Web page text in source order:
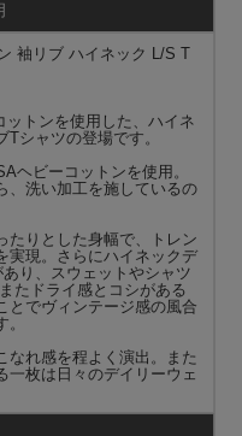
袖リブ ハイネック L/S T
ットンを使用した、ハイネ
シャツの登場です。
ヘビーコットンを使用。
、洗い加工を施しているの
たりとした身幅で、トレン
実現。さらにハイネックデ
り、スウェットやシャツ
たドライ感とコシがある
とでヴィンテージ感の風合
なれ感を程よく演出。また
一枚は日々のデイリーウェ